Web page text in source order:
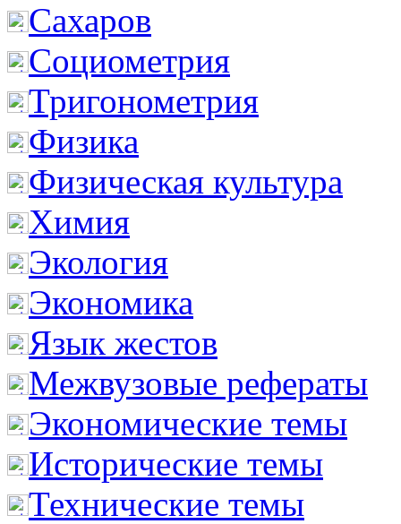
Сахаров
Социометрия
Тригонометрия
Физика
Физическая культура
Химия
Экология
Экономика
Язык жестов
Межвузовые рефераты
Экономические темы
Исторические темы
Технические темы